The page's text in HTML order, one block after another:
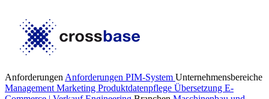
Anforderungen Anforderungen PIM-System Unternehmensbereiche
Management Marketing Produktdatenpflege Übersetzung E-